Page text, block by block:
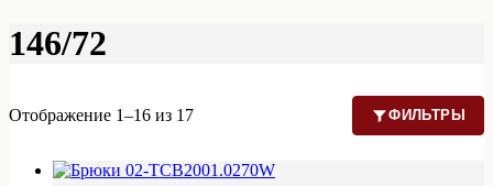
146/72
Отображение 1–16 из 17 ФИЛЬТРЫ